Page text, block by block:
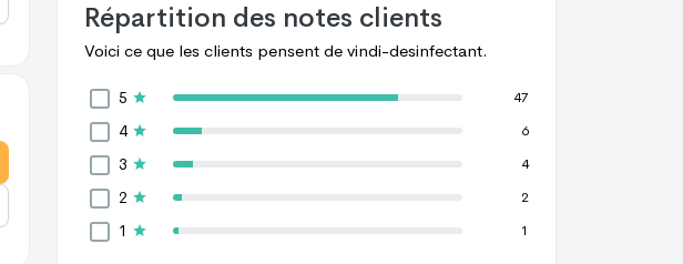
Répartition des notes clients
Voici ce que les clients pensent de vindi-desinfectant.
5 47
4 6
3 4
2 2
1 1